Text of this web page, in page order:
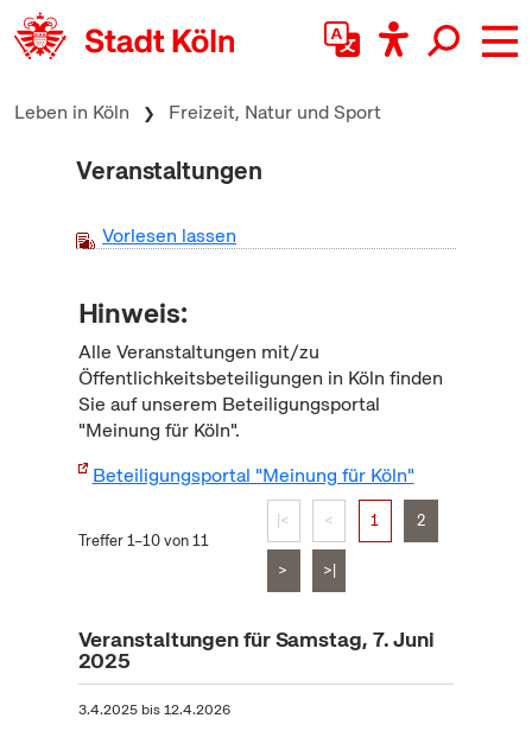
zum Inhalt springen
Leben in Köln Freizeit, Natur und Sport
Veranstaltungen
Vorlesen lassen
Hinweis:
Alle Veranstaltungen mit/zu
Öffentlichkeitsbeteiligungen in Köln finden
Sie auf unserem Beteiligungsportal
"Meinung für Köln".
Beteiligungsportal "Meinung für Köln"
Treffer 1–10 von 11
|< < 1 2
> >|
Veranstaltungen für Samstag, 7. Juni
2025
3.4.2025bis12.4.2026